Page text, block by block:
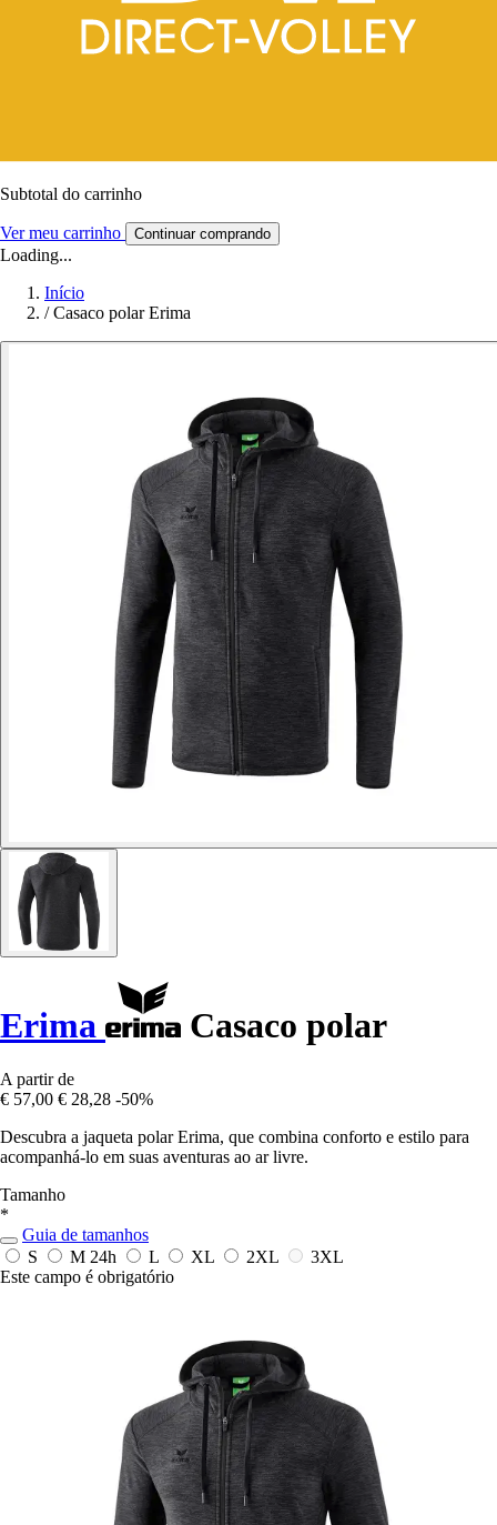
Subtotal do carrinho
Ver meu carrinho Continuar comprando
Loading...
Início
/ Casaco polar Erima
Erima Casaco polar
A partir de
€ 57,00 € 28,28 -50%
Descubra a jaqueta polar Erima, que combina conforto e estilo para
acompanhá-lo em suas aventuras ao ar livre.
Tamanho
*
Guia de tamanhos
S
M 24h L XL 2XL
3XL
Este campo é obrigatório